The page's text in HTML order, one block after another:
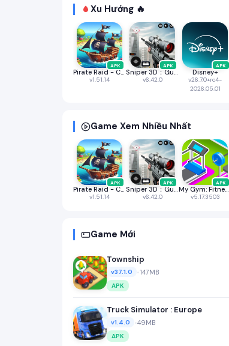
TÌM KIẾM PHỔ BIẾN Xu Hướng 🔥
APK
Pirate Raid - Caribbean Battle
v1.51.14
APK
Sniper 3D：Gun Shooting Games
v6.42.0
APK
Disney+
v26.7.0+rc4-
2026.05.01
Game Xem Nhiều Nhất
APK
Pirate Raid - Caribbean Battle
v1.51.14
APK
Sniper 3D：Gun Shooting Games
v6.42.0
APK
My Gym: Fitness Studio Manager
v5.17.3503
Game Mới
Township
v37.1.0 147MB
APK
Truck Simulator : Europe
v1.4.0 49MB
APK